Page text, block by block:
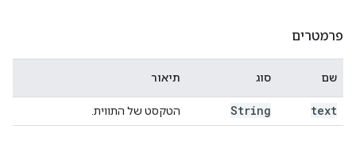
פרמטרים
שם סוג תיאור
text
String הטקסט של התווית.